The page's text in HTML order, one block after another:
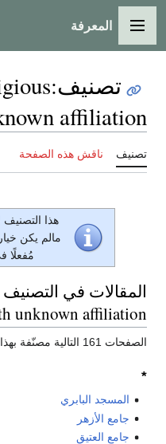
القائمة الرئيسية
المعرفة
تصنيف:
affiliation
تصنيف ناقش هذه الصفحة
هذا التصنيف
مالم يكن خيار
مُفعلًا
unknown affiliation"
الصفحات 161 التالية مصنّفة بهذا التصنيف، من إجمالي 161.
*
المسجد البابري
جامع الأزهر
جامع العتيق